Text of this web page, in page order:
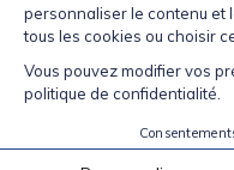
© Copyright Lesters 2026